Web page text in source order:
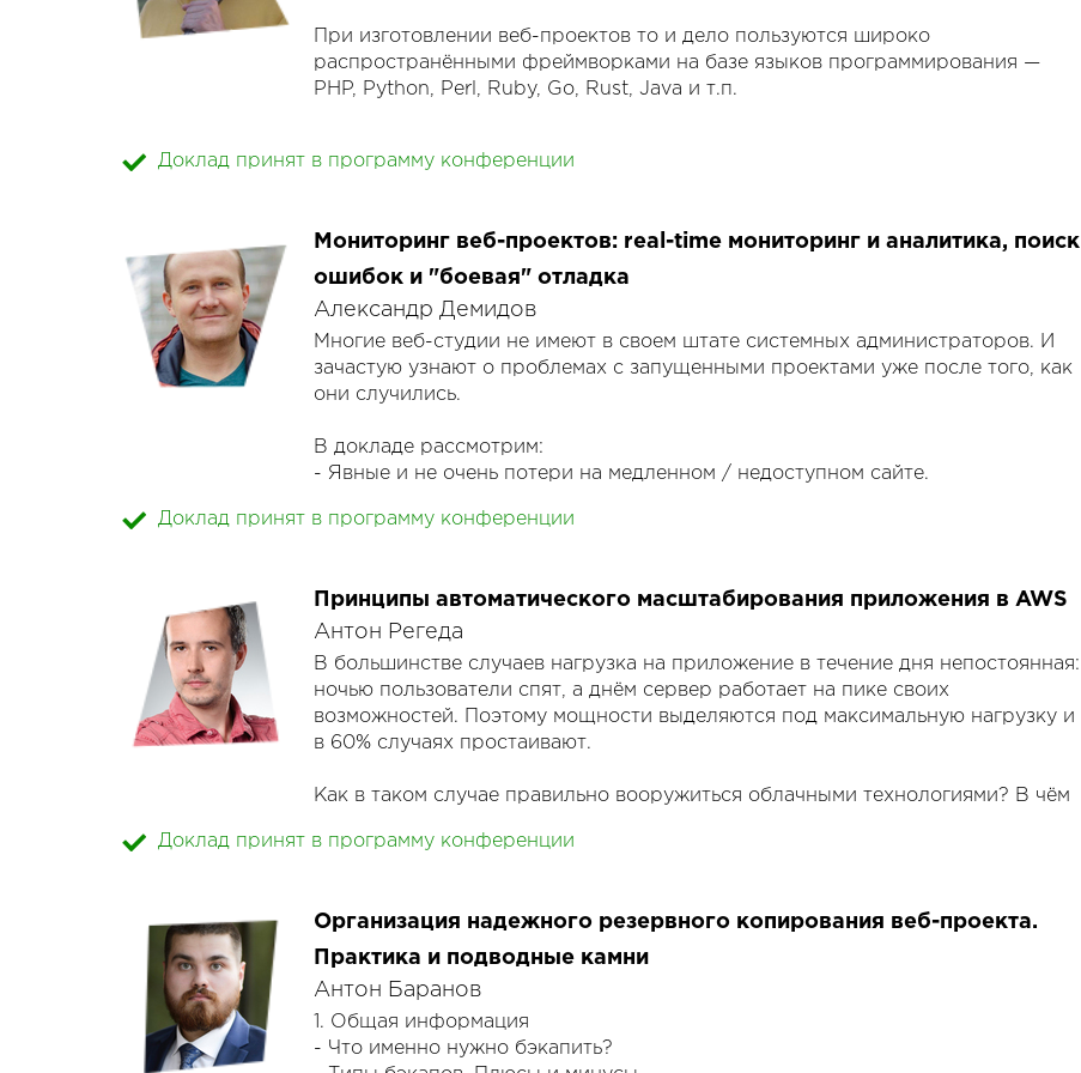
рецептами, как такие ошибки исправлять.
При изготовлении веб-проектов то и дело пользуются широко
распространёнными фреймворками на базе языков программирования —
PHP, Python, Perl, Ruby, Go, Rust, Java и т.п.
разработки веб-приложений только c2h5oh — расширение для
Хочу поделиться со слушателями своим личным опытом разработки с
использованием подобной связки. Планирую рассказать о плюсах и минусах
Доклад принят в программу конференции
Мониторинг веб-проектов: real-time мониторинг и аналитика, поиск
ошибок и "боевая" отладка
Александр Демидов
Многие веб-студии не имеют в своем штате системных администраторов. И
зачастую узнают о проблемах с запущенными проектами уже после того, как
они случились.
В докладе рассмотрим:
- Явные и не очень потери на медленном / недоступном сайте.
- Мониторинг нетипичных характеристик (наличие бэкапов, делегирование
- Зачем нужна аналитика в мониторинге (пробуем предугадать проблемы до
того, как они случатся).
- Инструменты и общие подходы быстрого поиска "узких" мест.
Доклад принят в программу конференции
Принципы автоматического масштабирования приложения в AWS
Антон Регеда
В большинстве случаев нагрузка на приложение в течение дня непостоянная:
ночью пользователи спят, а днём сервер работает на пике своих
возможностей. Поэтому мощности выделяются под максимальную нагрузку и
в 60% случаях простаивают.
Как в таком случае правильно вооружиться облачными технологиями? В чём
Доклад принят в программу конференции
Организация надежного резервного копирования веб-проекта.
Практика и подводные камни
Антон Баранов
1. Общая информация
- Что именно нужно бэкапить?